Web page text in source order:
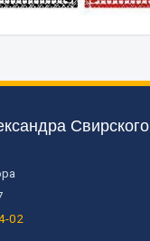
Свирского
02